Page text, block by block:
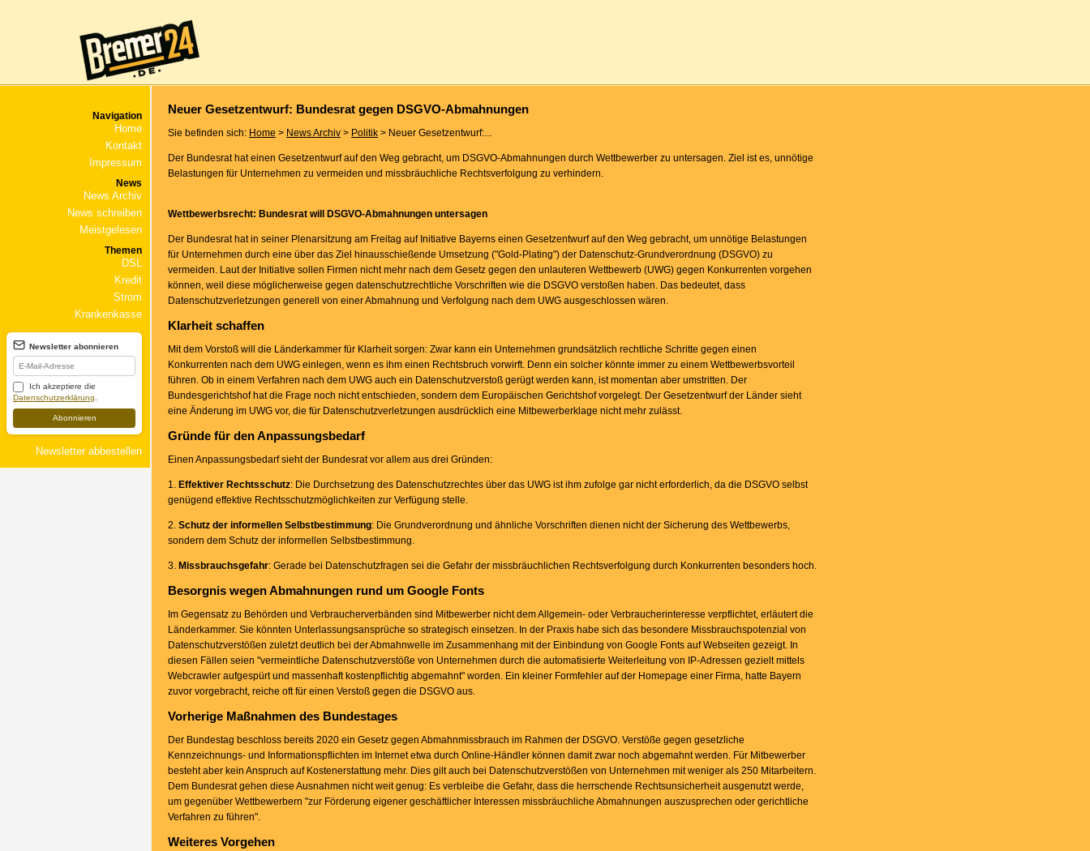
Navigation
Home
Kontakt
Impressum
News
News Archiv
News schreiben
Meistgelesen
Themen
DSL
Kredit
Strom
Krankenkasse
Newsletter abonnieren
Ich akzeptiere die
Datenschutzerklärung
Abonnieren
Newsletter abbestellen
Neuer Gesetzentwurf: Bundesrat gegen DSGVO-Abmahnungen
Sie befinden sich: Home > News Archiv > Politik > Neuer Gesetzentwurf:...
Der Bundesrat hat einen Gesetzentwurf auf den Weg gebracht, um DSGVO-Abmahnungen durch Wettbewerber zu untersagen. Ziel ist es, unnötige
Belastungen für Unternehmen zu vermeiden und missbräuchliche Rechtsverfolgung zu verhindern.
Wettbewerbsrecht: Bundesrat will DSGVO-Abmahnungen untersagen
Der Bundesrat hat in seiner Plenarsitzung am Freitag auf Initiative Bayerns einen Gesetzentwurf auf den Weg gebracht, um unnötige Belastungen
für Unternehmen durch eine über das Ziel hinausschießende Umsetzung ("Gold-Plating") der Datenschutz-Grundverordnung (DSGVO) zu
vermeiden. Laut der Initiative sollen Firmen nicht mehr nach dem Gesetz gegen den unlauteren Wettbewerb (UWG) gegen Konkurrenten vorgehen
können, weil diese möglicherweise gegen datenschutzrechtliche Vorschriften wie die DSGVO verstoßen haben. Das bedeutet, dass
Datenschutzverletzungen generell von einer Abmahnung und Verfolgung nach dem UWG ausgeschlossen wären.
Klarheit schaffen
Mit dem Vorstoß will die Länderkammer für Klarheit sorgen: Zwar kann ein Unternehmen grundsätzlich rechtliche Schritte gegen einen
Konkurrenten nach dem UWG einlegen, wenn es ihm einen Rechtsbruch vorwirft. Denn ein solcher könnte immer zu einem Wettbewerbsvorteil
führen. Ob in einem Verfahren nach dem UWG auch ein Datenschutzverstoß gerügt werden kann, ist momentan aber umstritten. Der
Bundesgerichtshof hat die Frage noch nicht entschieden, sondern dem Europäischen Gerichtshof vorgelegt. Der Gesetzentwurf der Länder sieht
eine Änderung im UWG vor, die für Datenschutzverletzungen ausdrücklich eine Mitbewerberklage nicht mehr zulässt.
Gründe für den Anpassungsbedarf
Einen Anpassungsbedarf sieht der Bundesrat vor allem aus drei Gründen:
1. Effektiver Rechtsschutz: Die Durchsetzung des Datenschutzrechtes über das UWG ist ihm zufolge gar nicht erforderlich, da die DSGVO selbst
genügend effektive Rechtsschutzmöglichkeiten zur Verfügung stelle.
2. Schutz der informellen Selbstbestimmung: Die Grundverordnung und ähnliche Vorschriften dienen nicht der Sicherung des Wettbewerbs,
sondern dem Schutz der informellen Selbstbestimmung.
3. Missbrauchsgefahr: Gerade bei Datenschutzfragen sei die Gefahr der missbräuchlichen Rechtsverfolgung durch Konkurrenten besonders hoch.
Besorgnis wegen Abmahnungen rund um Google Fonts
Im Gegensatz zu Behörden und Verbraucherverbänden sind Mitbewerber nicht dem Allgemein- oder Verbraucherinteresse verpflichtet, erläutert die
Länderkammer. Sie könnten Unterlassungsansprüche so strategisch einsetzen. In der Praxis habe sich das besondere Missbrauchspotenzial von
Datenschutzverstößen zuletzt deutlich bei der Abmahnwelle im Zusammenhang mit der Einbindung von Google Fonts auf Webseiten gezeigt. In
diesen Fällen seien "vermeintliche Datenschutzverstöße von Unternehmen durch die automatisierte Weiterleitung von IP-Adressen gezielt mittels
Webcrawler aufgespürt und massenhaft kostenpflichtig abgemahnt" worden. Ein kleiner Formfehler auf der Homepage einer Firma, hatte Bayern
zuvor vorgebracht, reiche oft für einen Verstoß gegen die DSGVO aus.
Vorherige Maßnahmen des Bundestages
Der Bundestag beschloss bereits 2020 ein Gesetz gegen Abmahnmissbrauch im Rahmen der DSGVO. Verstöße gegen gesetzliche
Kennzeichnungs- und Informationspflichten im Internet etwa durch Online-Händler können damit zwar noch abgemahnt werden. Für Mitbewerber
besteht aber kein Anspruch auf Kostenerstattung mehr. Dies gilt auch bei Datenschutzverstößen von Unternehmen mit weniger als 250 Mitarbeitern.
Dem Bundesrat gehen diese Ausnahmen nicht weit genug: Es verbleibe die Gefahr, dass die herrschende Rechtsunsicherheit ausgenutzt werde,
um gegenüber Wettbewerbern "zur Förderung eigener geschäftlicher Interessen missbräuchliche Abmahnungen auszusprechen oder gerichtliche
Verfahren zu führen".
Weiteres Vorgehen